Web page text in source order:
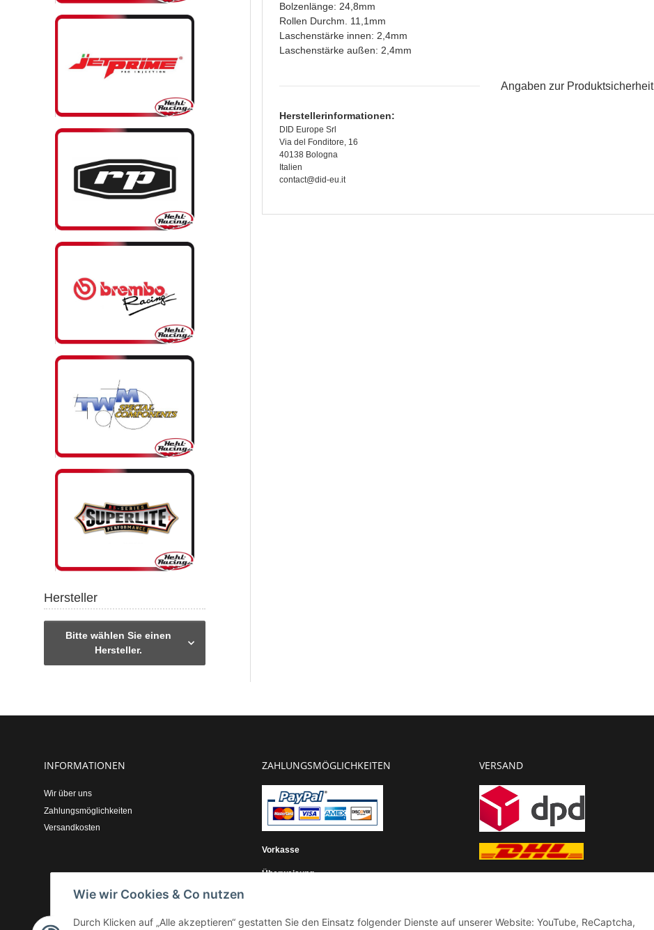
Wie wir Cookies & Co nutzen
Durch Klicken auf „Alle akzeptieren“ gestatten Sie den Einsatz folgender Dienste auf unserer Website: YouTube, ReCaptcha,
Bolzenlänge: 24,8mm
Rollen Durchm. 11,1mm
Laschenstärke innen: 2,4mm
Laschenstärke außen: 2,4mm
Angaben zur Produktsicherheit
Herstellerinformationen:
DID Europe Srl
Via del Fonditore, 16
40138 Bologna
Italien
contact@did-eu.it
Hersteller
Bitte wählen Sie einen
Hersteller.
INFORMATIONEN
Wir über uns
Zahlungsmöglichkeiten
Versandkosten
ZAHLUNGSMÖGLICHKEITEN
Vorkasse
Überweisung
VERSAND